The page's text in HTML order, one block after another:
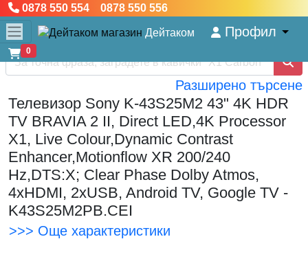
0878 550 554 0878 550 556
Дейтаком Профил
0
Разширено търсене
Телевизор Sony K-43S25M2 43" 4K HDR
TV BRAVIA 2 II, Direct LED,4K Processor
X1, Live Colour,Dynamic Contrast
Enhancer,Motionflow XR 200/240
Hz,DTS:X; Clear Phase Dolby Atmos,
4xHDMI, 2xUSB, Android TV, Google TV -
K43S25M2PB.CEI
>>> Още характеристики